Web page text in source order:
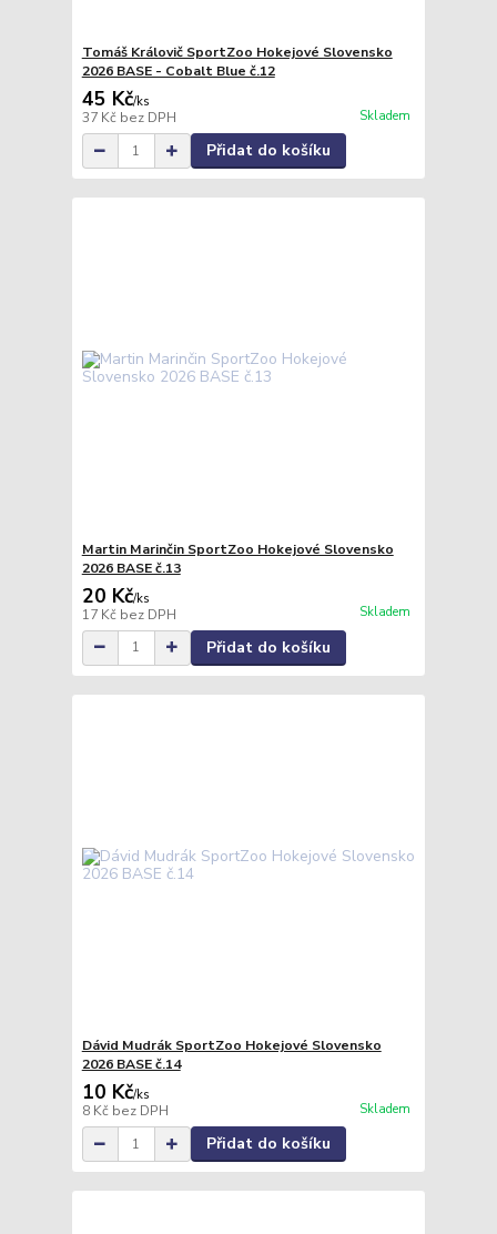
Tomáš Královič SportZoo Hokejové Slovensko
2026 BASE - Cobalt Blue č.12
45 Kč/ks
37 Kč bez DPH Skladem
Přidat do košíku
Martin Marinčin SportZoo Hokejové Slovensko
2026 BASE č.13
20 Kč/ks
17 Kč bez DPH Skladem
Přidat do košíku
Dávid Mudrák SportZoo Hokejové Slovensko
2026 BASE č.14
10 Kč/ks
8 Kč bez DPH Skladem
Přidat do košíku